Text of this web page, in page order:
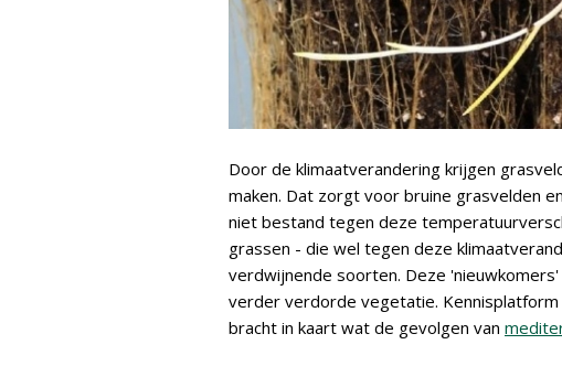
Door de klimaatverandering krijgen
maken. Dat zorgt voor bruine grasvelden
niet bestand tegen deze
grassen - die wel tegen deze
verdwijnende soorten. Deze
verder verdorde vegetatie.
bracht in kaart wat de gevolgen van